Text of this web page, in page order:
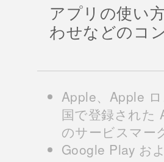
アプリの使い
わせなどのコ
Apple、Apple
国で登録された
のサービスマー
Google Play お